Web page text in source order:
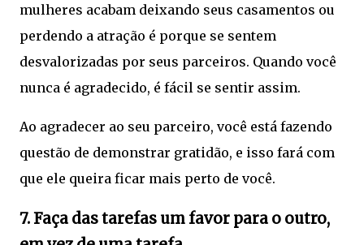
mulheres acabam deixando seus casamentos ou
perdendo a atração é porque se sentem
desvalorizadas por seus parceiros. Quando você
nunca é agradecido, é fácil se sentir assim.
Ao agradecer ao seu parceiro, você está fazendo
questão de demonstrar gratidão, e isso fará com
que ele queira ficar mais perto de você.
7. Faça das tarefas um favor para o outro,